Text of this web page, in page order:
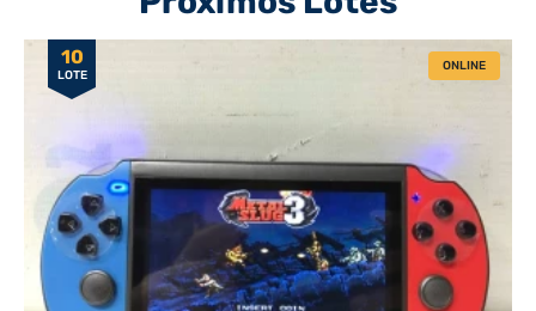
10
LOTE
ONLINE